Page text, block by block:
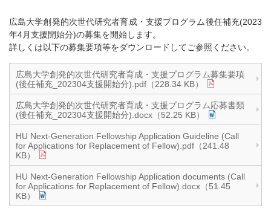
広島大学創発的次世代研究者育成・支援プログラム後任補充(2023
年4月支援開始分)の募集を開始します。
詳しくは以下の募集要項等をダウンロードしてご参照ください。
広島大学創発的次世代研究者育成・支援プログラム募集要項
(後任補充_202304支援開始分).pdf（228.34 KB）
広島大学創発的次世代研究者育成・支援プログラム応募書類
(後任補充_202304支援開始分).docx（52.25 KB）
HU Next-Generation Fellowship Application Guideline (Call
for Applications for Replacement of Fellow).pdf（241.48
KB）
HU Next-Generation Fellowship Application documents (Call
for Applications for Replacement of Fellow).docx（51.45
KB）